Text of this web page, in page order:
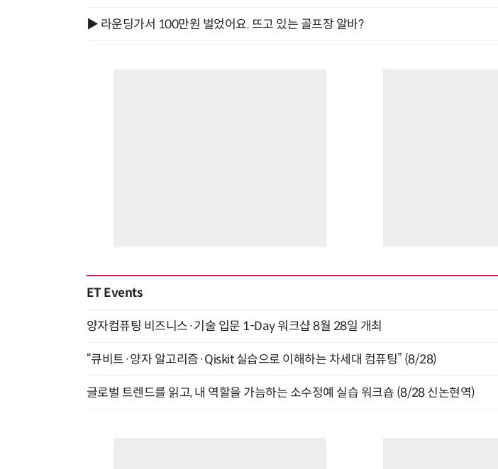
▶ 라운딩가서 100만원 벌었어요. 뜨고 있는 골프장 알바?
ET Events
양자컴퓨팅 비즈니스·기술 입문 1-Day 워크샵 8월 28일 개최
“큐비트·양자 알고리즘·Qiskit 실습으로 이해하는 차세대 컴퓨팅” (8/28)
글로벌 트렌드를 읽고, 내 역할을 가늠하는 소수정예 실습 워크숍 (8/28 신논현역)